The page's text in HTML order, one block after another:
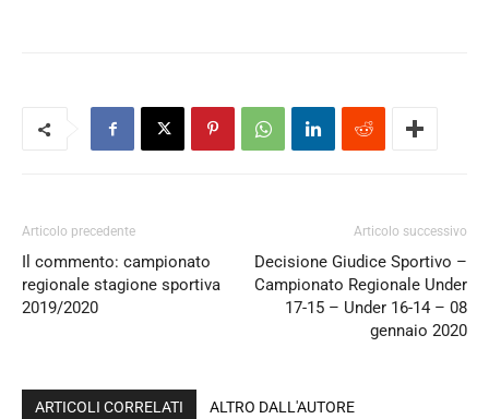
Articolo precedente
Il commento: campionato
regionale stagione sportiva
2019/2020
Articolo successivo
Decisione Giudice Sportivo –
Campionato Regionale Under
17-15 – Under 16-14 – 08
gennaio 2020
ARTICOLI CORRELATI ALTRO DALL'AUTORE